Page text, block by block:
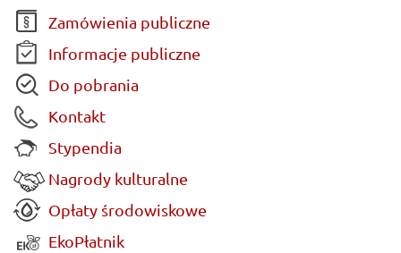
Zamówienia publiczne
Informacje publiczne
Do pobrania
Kontakt
Stypendia
Nagrody kulturalne
Opłaty środowiskowe
EkoPłatnik